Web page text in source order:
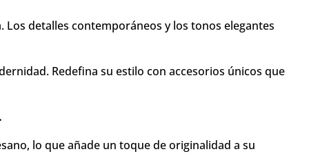
la herencia camboyana, al tiempo que se
detalles contemporáneos y los tonos elegantes
Redefina su estilo con accesorios únicos que